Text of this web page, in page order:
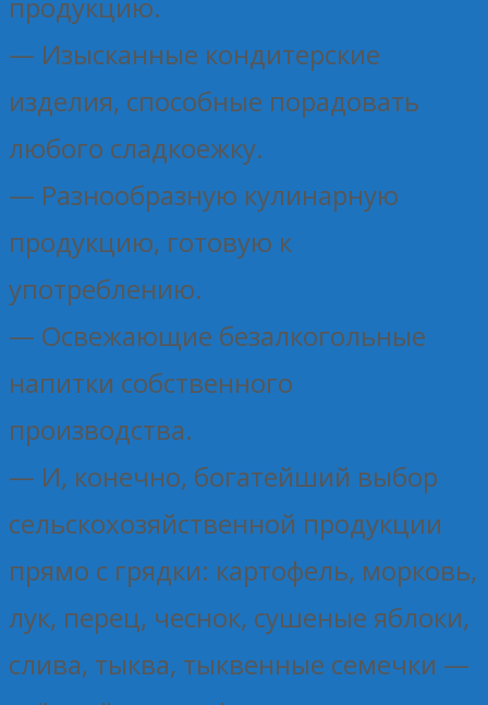
— Изысканные кондитерские
изделия, способные порадовать
любого сладкоежку.
— Разнообразную кулинарную
продукцию, готовую к
употреблению.
— Освежающие безалкогольные
напитки собственного
производства.
— И, конечно, богатейший выбор
сельскохозяйственной продукции
прямо с грядки: картофель, морковь,
лук, перец, чеснок, сушеные яблоки,
слива, тыква, тыквенные семечки —